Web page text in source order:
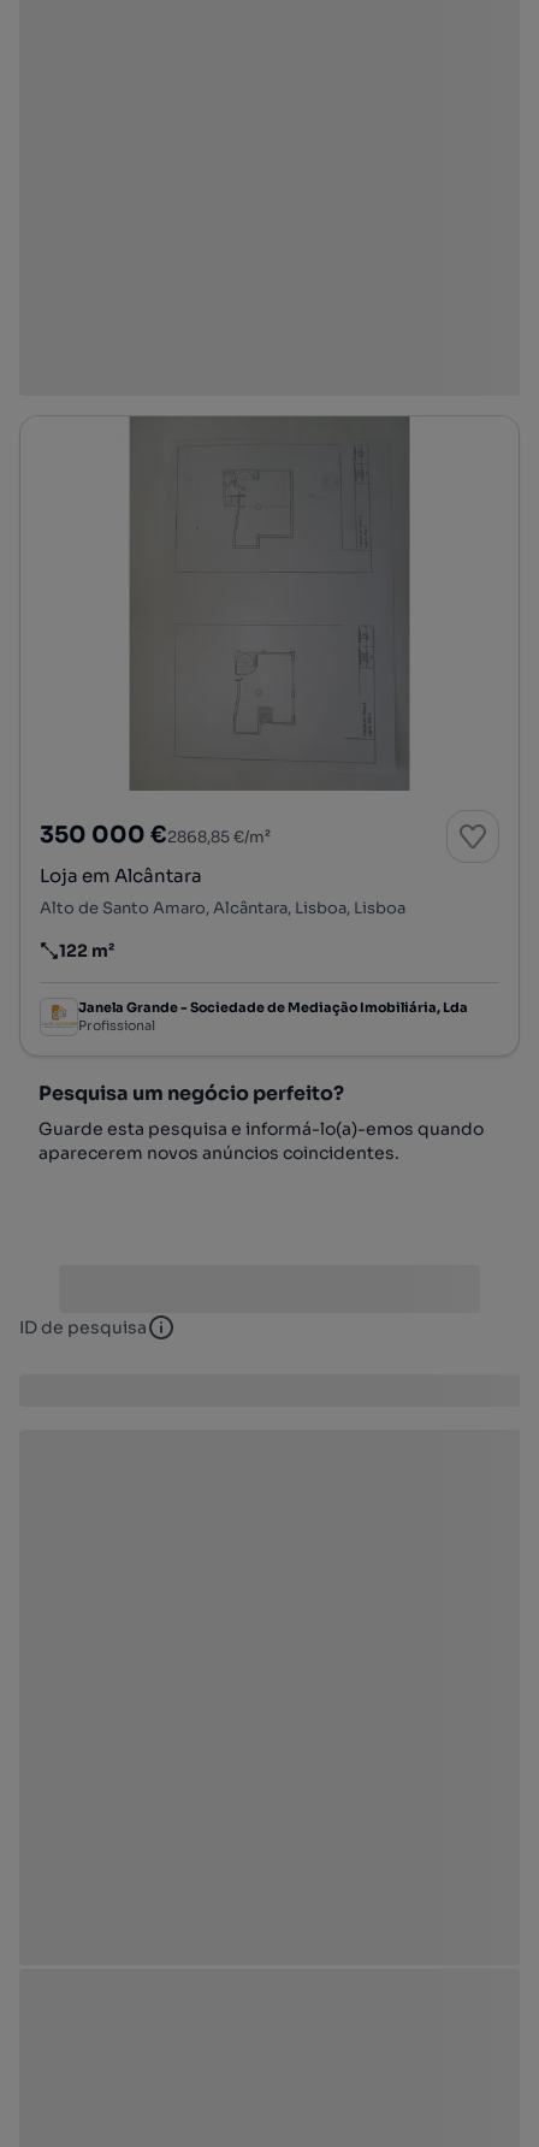
350 000 €2868,85 €/m²
Loja em Alcântara
Alto de Santo Amaro, Alcântara, Lisboa, Lisboa
Preço por metro quadrado
122 m²
Janela Grande - Sociedade de Mediação Imobiliária, Lda
Profissional
Pesquisa um negócio perfeito?
Guarde esta pesquisa e informá-lo(a)-emos quando
aparecerem novos anúncios coincidentes.
ID de pesquisa ID de pesquisa